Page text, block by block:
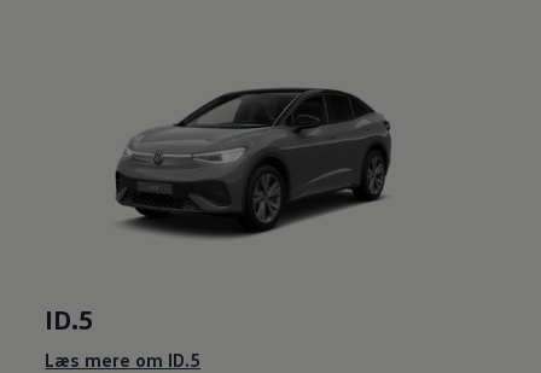
ID.5
Læs mere om ID.5